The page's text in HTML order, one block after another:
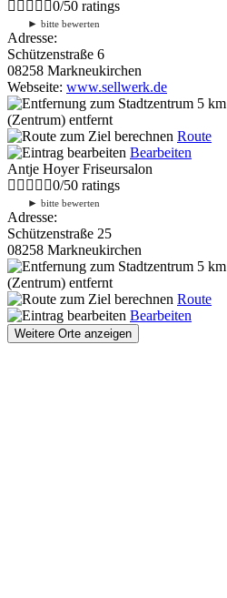
0/50 ratings
► bitte bewerten
Adresse:
Schützenstraße 6
08258 Markneukirchen
Webseite: www.sellwerk.de
5 km
(Zentrum) entfernt
Route
Bearbeiten
Antje Hoyer Friseursalon
0/50 ratings
► bitte bewerten
Adresse:
Schützenstraße 25
08258 Markneukirchen
5 km
(Zentrum) entfernt
Route
Bearbeiten
Weitere Orte anzeigen